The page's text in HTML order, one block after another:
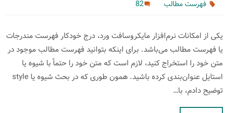
فهرست مطالب
82
یكی از امكانات نرم‌افزار مایكروسافت ورد، درج خودكار فهرست مندرجات
یا فهرست مطالب می‌باشد. برای اینكه بتوانید فهرست مطالب موجود در
متن خود را استخراج كنید، لازم است كه متن خود را حتماً با شیوه یا
استایل عنوان‌بندی كرده باشید. همون طوری كه در بحث شیوه یا style
توضیح دادم، با…